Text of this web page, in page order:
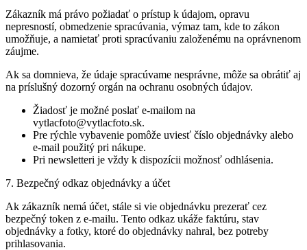
Zákazník má právo požiadať o prístup k údajom, opravu
nepresností, obmedzenie spracúvania, výmaz tam, kde to zákon
umožňuje, a namietať proti spracúvaniu založenému na oprávnenom
záujme.
Ak sa domnieva, že údaje spracúvame nesprávne, môže sa obrátiť aj
na príslušný dozorný orgán na ochranu osobných údajov.
Žiadosť je možné poslať e-mailom na
vytlacfoto@vytlacfoto.sk.
Pre rýchle vybavenie pomôže uviesť číslo objednávky alebo
e-mail použitý pri nákupe.
Pri newsletteri je vždy k dispozícii možnosť odhlásenia.
7. Bezpečný odkaz objednávky a účet
Ak zákazník nemá účet, stále si vie objednávku prezerať cez
bezpečný token z e-mailu. Tento odkaz ukáže faktúru, stav
objednávky a fotky, ktoré do objednávky nahral, bez potreby
prihlasovania.